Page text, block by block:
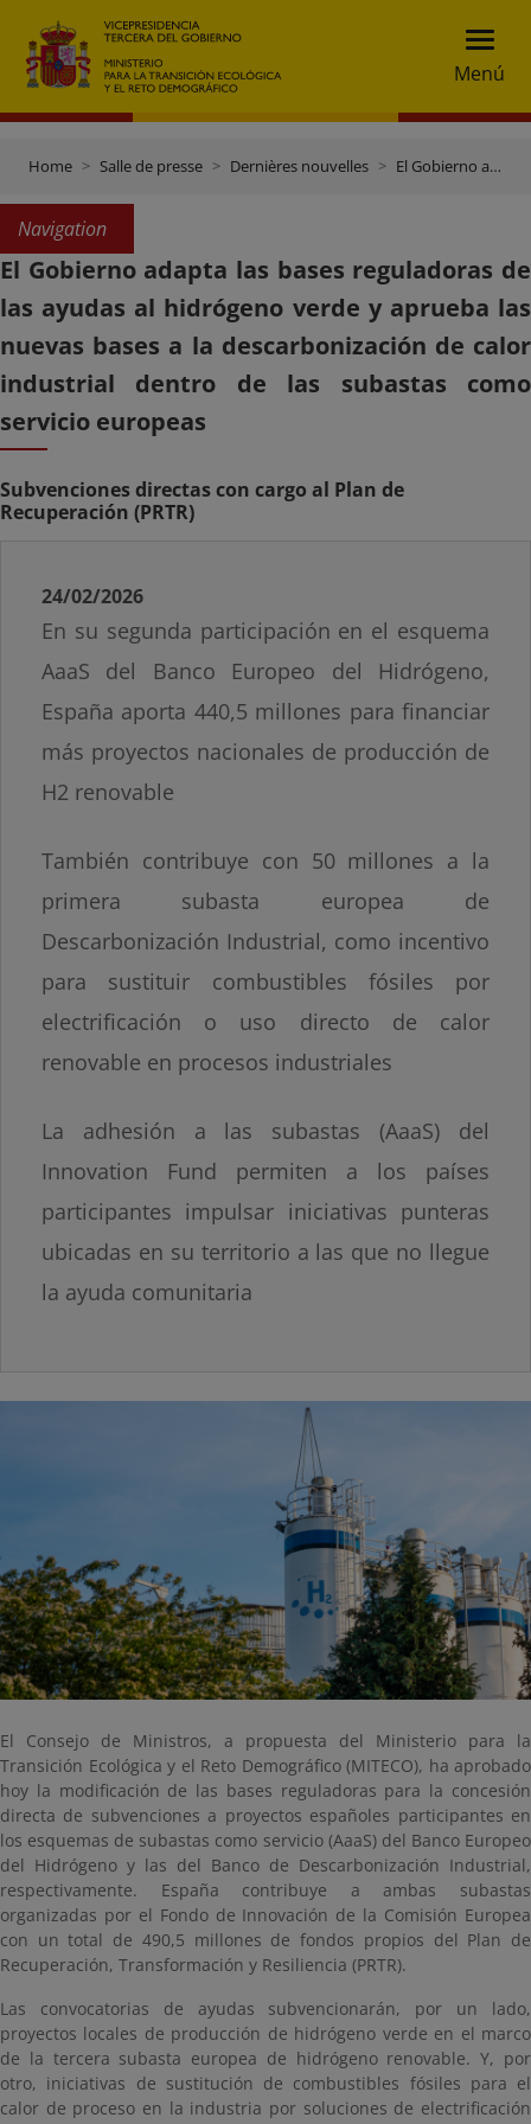
Menú
Home Salle de presse Dernières nouvelles El Gobierno adapta las bases reguladoras de las ayudas al hidrógeno verde y aprueba las nuevas bases a la descarbonización de calor industrial dentro de las subastas como servicio europeas
Navigation
El Gobierno adapta las bases reguladoras de
las ayudas al hidrógeno verde y aprueba las
nuevas bases a la descarbonización de calor
industrial dentro de las subastas como
servicio europeas
Subvenciones directas con cargo al Plan de
Recuperación (PRTR)
24/02/2026
En su segunda participación en el esquema
AaaS del Banco Europeo del Hidrógeno,
España aporta 440,5 millones para financiar
más proyectos nacionales de producción de
H2 renovable
También contribuye con 50 millones a la
primera subasta europea de
Descarbonización Industrial, como incentivo
para sustituir combustibles fósiles por
electrificación o uso directo de calor
renovable en procesos industriales
La adhesión a las subastas (AaaS) del
Innovation Fund permiten a los países
participantes impulsar iniciativas punteras
ubicadas en su territorio a las que no llegue
la ayuda comunitaria
El Consejo de Ministros, a propuesta del Ministerio para la
Transición Ecológica y el Reto Demográfico (MITECO), ha aprobado
hoy la modificación de las bases reguladoras para la concesión
directa de subvenciones a proyectos españoles participantes en
los esquemas de subastas como servicio (AaaS) del Banco Europeo
del Hidrógeno y las del Banco de Descarbonización Industrial,
respectivamente. España contribuye a ambas subastas
organizadas por el Fondo de Innovación de la Comisión Europea
con un total de 490,5 millones de fondos propios del Plan de
Recuperación, Transformación y Resiliencia (PRTR).
Las convocatorias de ayudas subvencionarán, por un lado,
proyectos locales de producción de hidrógeno verde en el marco
de la tercera subasta europea de hidrógeno renovable. Y, por
otro, iniciativas de sustitución de combustibles fósiles para el
calor de proceso en la industria por soluciones de electrificación